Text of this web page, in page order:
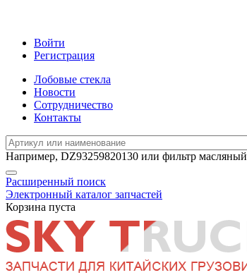
Войти
Регистрация
Лобовые стекла
Новости
Сотрудничество
Контакты
Например, DZ93259820130 или фильтр масляный
Расширенный поиск
Электронный каталог запчастей
Корзина пуста